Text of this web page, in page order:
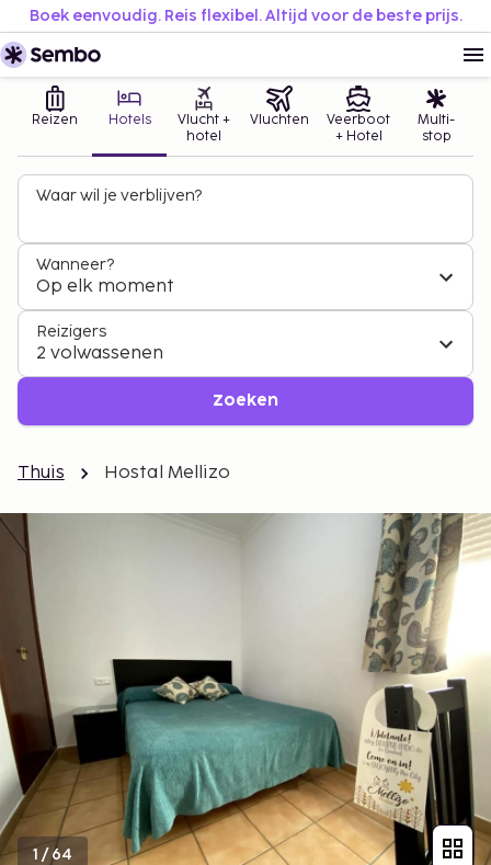
Boek eenvoudig. Reis flexibel. Altijd voor de beste prijs.
Reizen Hotels
Vlucht +
hotel
Vluchten
Veerboot
+ Hotel
Multi-
stop
Waar wil je verblijven?
Wanneer?
Op elk moment
Reizigers
2 volwassenen
Zoeken
Thuis Hostal Mellizo
1 /64